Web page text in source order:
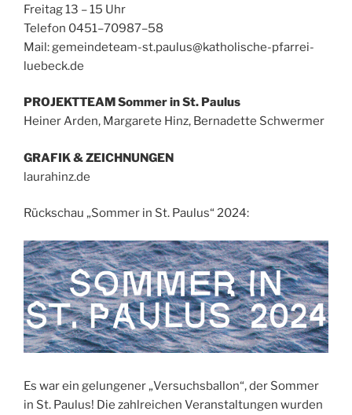
Freitag 13 – 15 Uhr
Telefon 0451–70987–58
Mail:gemeindeteam-st.paulus@katholische-pfarrei-
luebeck.de
PROJEKTTEAMSommer in St. Paulus
Heiner Arden, Margarete Hinz, Bernadette Schwermer
GRAFIK & ZEICHNUNGEN
laurahinz.de
Rückschau „Sommer in St. Paulus“ 2024:
Es war ein gelungener „Versuchsballon“, der Sommer
in St. Paulus! Die zahlreichen Veranstaltungen wurden